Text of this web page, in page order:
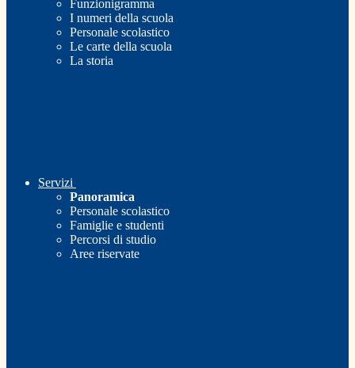
Funzionigramma
I numeri della scuola
Personale scolastico
Le carte della scuola
La storia
Servizi
Panoramica
Personale scolastico
Famiglie e studenti
Percorsi di studio
Aree riservate